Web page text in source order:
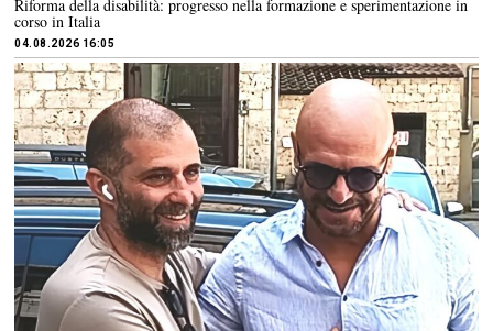
Riforma della disabilità: progresso nella formazione e sperimentazione in
corso in Italia
04.08.2026 16:05